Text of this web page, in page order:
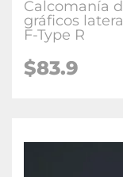
Calcomanía
gráficos
F-Type R
$83.9